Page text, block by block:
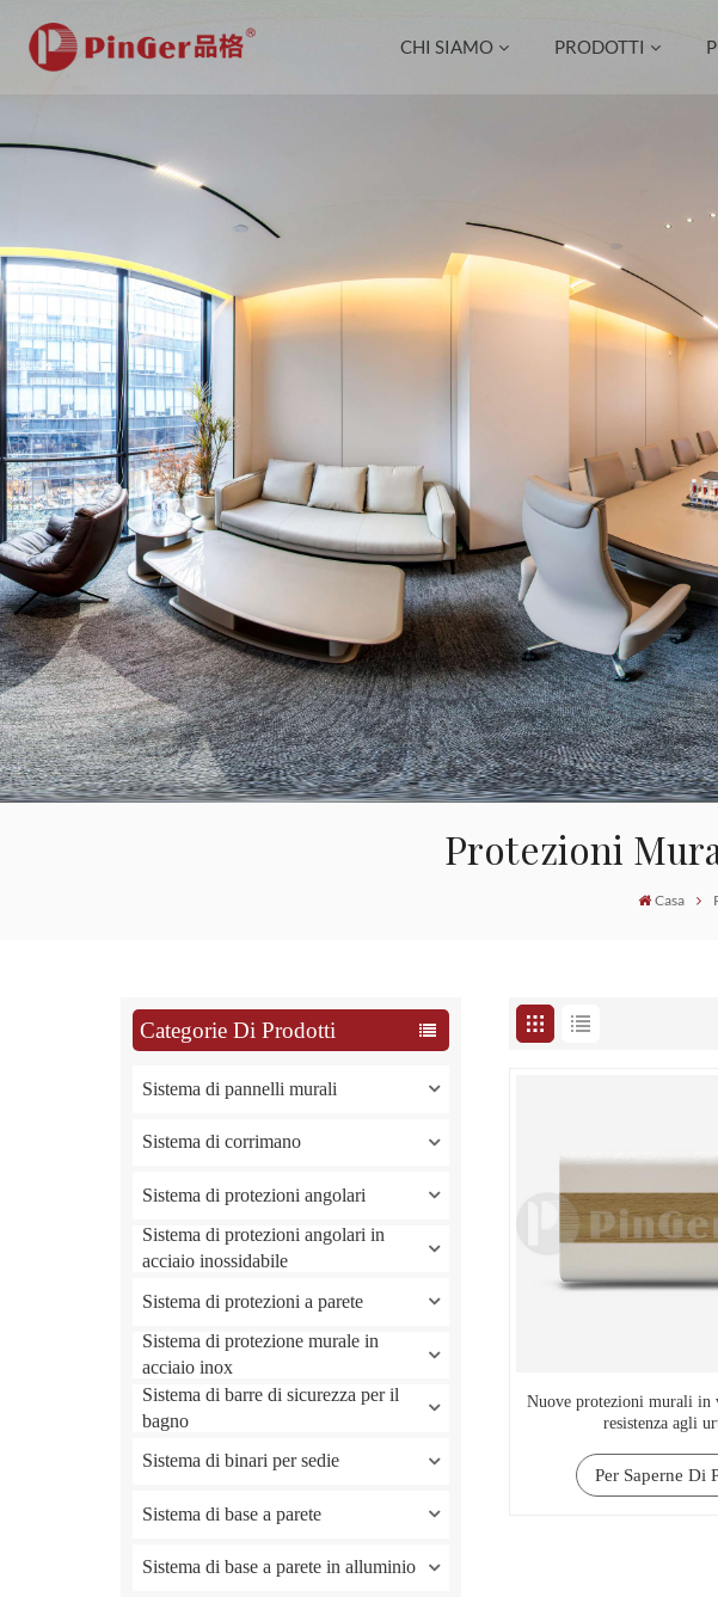
CHI SIAMO PRODOTTI
Protezioni
Casa
Categorie Di Prodotti
Sistema di pannelli murali
Sistema di corrimano
Sistema di protezioni angolari
Sistema di protezioni angolari in
acciaio inossidabile
Sistema di protezioni a parete
Sistema di protezione murale in
acciaio inox
Sistema di barre di sicurezza per il
bagno
Sistema di binari per sedie
Sistema di base a parete
Sistema di base a parete in alluminio
Nuove protezioni murali in
resistenza agli
Per Saperne Di